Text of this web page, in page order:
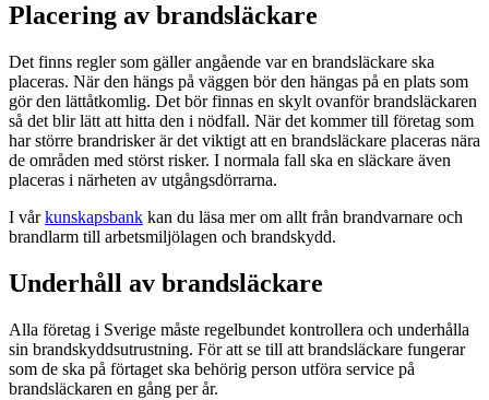
Placering av brandsläckare
Det finns regler som gäller angående var en brandsläckare ska
placeras. När den hängs på väggen bör den hängas på en plats som
gör den lättåtkomlig. Det bör finnas en skylt ovanför brandsläckaren
så det blir lätt att hitta den i nödfall. När det kommer till företag som
har större brandrisker är det viktigt att en brandsläckare placeras nära
de områden med störst risker. I normala fall ska en släckare även
placeras i närheten av utgångsdörrarna.
I vårkunskapsbank kan du läsa mer om allt från brandvarnare och
brandlarm till arbetsmiljölagen och brandskydd.
Underhåll av brandsläckare
Alla företag i Sverige måste regelbundet kontrollera och underhålla
sin brandskyddsutrustning. För att se till att brandsläckare fungerar
som de ska på förtaget ska behörig person utföra service på
brandsläckaren en gång per år.